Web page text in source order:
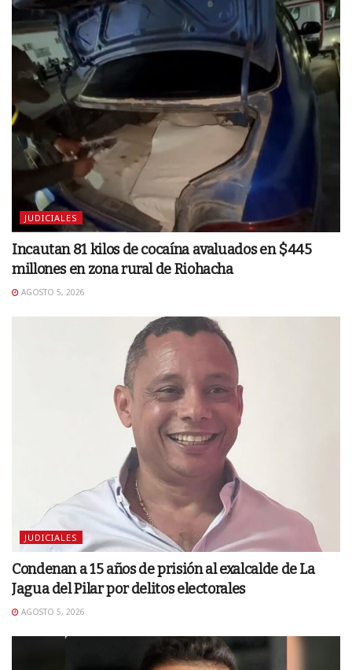
JUDICIALES
Incautan 81 kilos de cocaína avaluados en $445
millones en zona rural de Riohacha
AGOSTO 5, 2026
JUDICIALES
Condenan a 15 años de prisión al exalcalde de La
Jagua del Pilar por delitos electorales
AGOSTO 5, 2026